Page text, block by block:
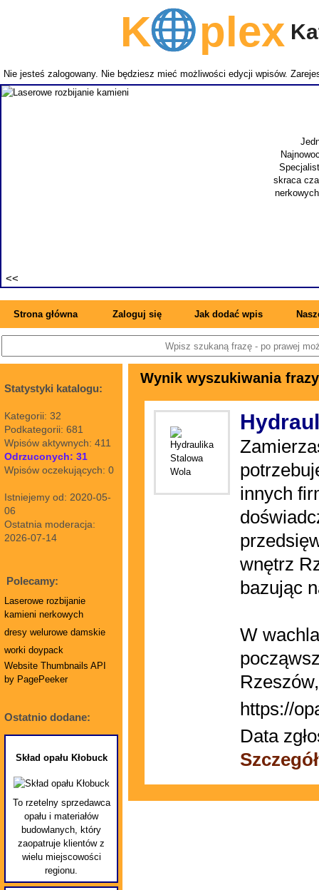
Kplex
Nie jesteś zalogowany. Nie będziesz mieć możliwości edycji wpisów.
skraca
Strona główna Zaloguj się Jak dodać wpis
Statystyki katalogu:
Kategorii: 32
Podkategorii: 681
Wpisów aktywnych: 411
Odrzuconych: 31
Wpisów oczekujących: 0
Istniejemy od: 2020-05-
06
Ostatnia moderacja:
2026-07-14
Polecamy:
Laserowe rozbijanie
kamieni nerkowych
dresy welurowe damskie
worki doypack
Website Thumbnails API
by PagePeeker
Ostatnio dodane:
Skład opału Kłobuck
To rzetelny sprzedawca
opału i materiałów
budowlanych, który
zaopatruje klientów z
wielu miejscowości
regionu.
Wynik wyszukiwania
innych
wnętrz
bazując
W
https://
Data